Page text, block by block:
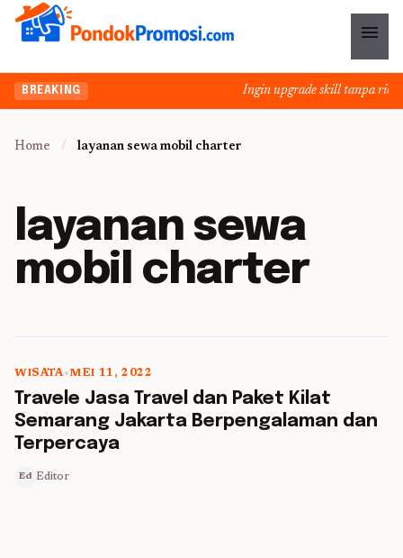
menu
BREAKING Ingin upgrade skill tanpa
Home / layanan sewa mobil charter
layanan sewa
mobil charter
5 min read
WISATA•MEI 11, 2022
Travele Jasa Travel dan Paket Kilat
Semarang Jakarta Berpengalaman dan
Terpercaya
Ed Editor